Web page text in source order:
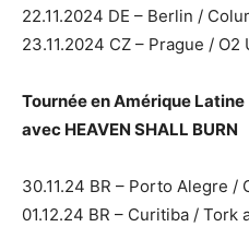
22.11.2024 DE – Berlin /
23.11.2024 CZ – Prague / O2
Tournée en Amérique Latine
avec HEAVEN SHALL BURN
30.11.24 BR – Porto Alegre /
01.12.24 BR – Curitiba / Tork